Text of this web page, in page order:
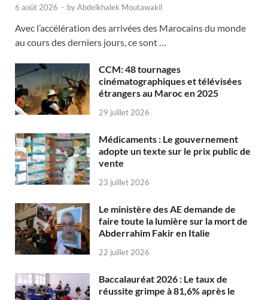
6 août 2026 - byAbdelkhalek Moutawakil
Avec l’accélération des arrivées des Marocains du monde
au cours des derniers jours, ce sont …
CCM: 48 tournages
cinématographiques et télévisées
étrangers au Maroc en 2025
29 juillet 2026
Médicaments : Le gouvernement
adopte un texte sur le prix public de
vente
23 juillet 2026
Le ministère des AE demande de
faire toute la lumière sur la mort de
Abderrahim Fakir en Italie
22 juillet 2026
Baccalauréat 2026 : Le taux de
réussite grimpe à 81,6% après le